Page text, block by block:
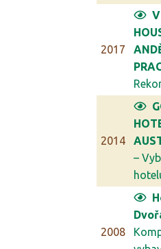
2017
2014
–
2008